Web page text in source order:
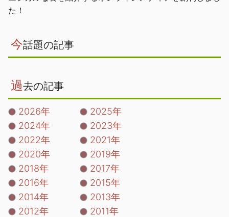
た！
今話題の記事
過去の記事
2026年
2025年
2024年
2023年
2022年
2021年
2020年
2019年
2018年
2017年
2016年
2015年
2014年
2013年
2012年
2011年